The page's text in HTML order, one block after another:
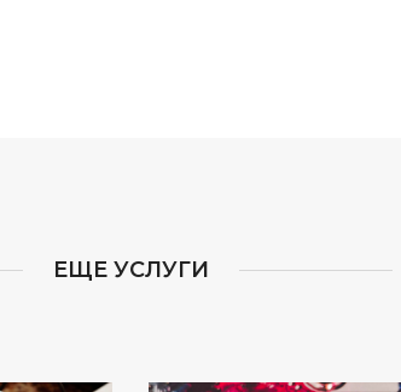
ЕЩЕ УСЛУГИ